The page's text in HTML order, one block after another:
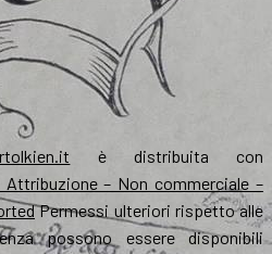
è distribuita con
Attribuzione – Non commerciale –
Permessi ulteriori rispetto alle
possono essere disponibili